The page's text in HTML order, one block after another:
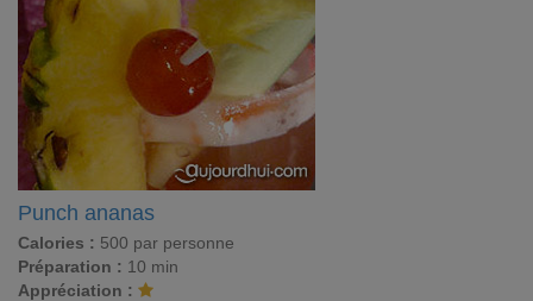
Punch ananas
Calories : 500 par personne
Préparation : 10 min
Appréciation :